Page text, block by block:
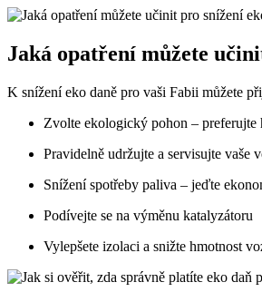
Jaká opatření můžete
K snížení eko daně pro vaši Fabii můžete
Zvolte ekologický pohon –
Pravidelně udržujte a servisujte vaše
Snížení spotřeby paliva – jeďte
Podívejte se na výměnu katalyzátoru
Vylepšete izolaci a snižte hmotnost